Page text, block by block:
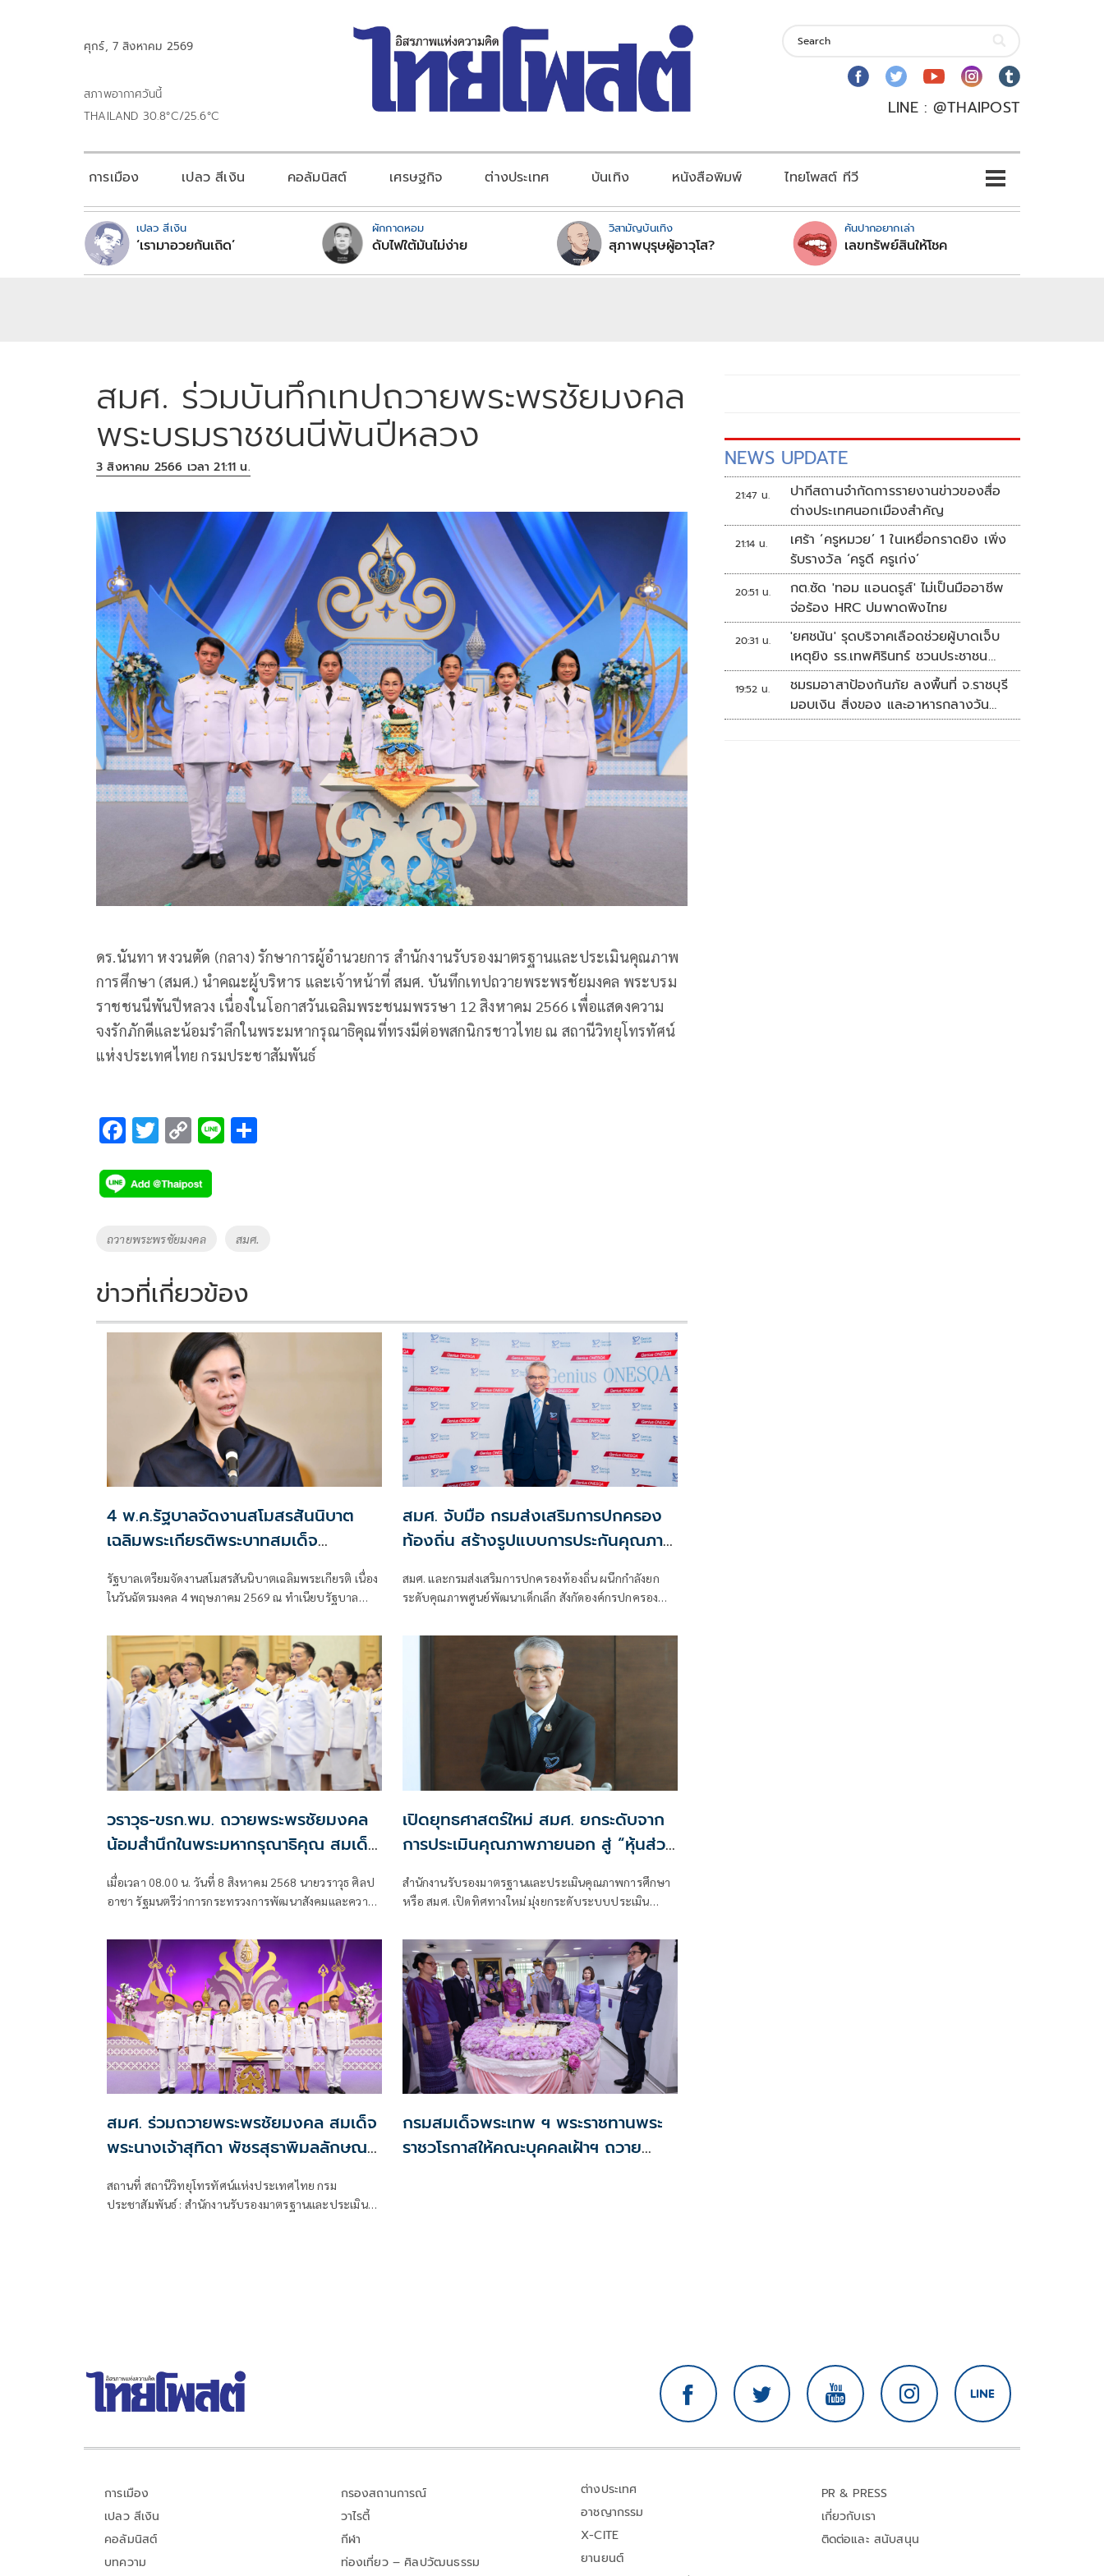
ศุกร์, 7 สิงหาคม 2569
สภาพอากาศวันนี้
THAILAND 30.8°C/25.6°C
LINE : @THAIPOST
การเมือง เปลว สีเงิน คอลัมนิสต์ เศรษฐกิจ ต่างประเทศ บันเทิง หนังสือพิมพ์ ไทยโพสต์ ทีวี
เปลว สีเงิน
‘เรามาอวยกันเถิด’
ผักกาดหอม
ดับไฟใต้มันไม่ง่าย
วิสามัญบันเทิง
สุภาพบุรุษผู้อาวุโส?
คันปากอยากเล่า
เลขทรัพย์สินให้โชค
สมศ. ร่วมบันทึกเทปถวายพระพรชัยมงคล
พระบรมราชชนนีพันปีหลวง
3 สิงหาคม 2566 เวลา 21:11 น.
ดร.นันทา หงวนตัด (กลาง) รักษาการผู้อำนวยการ สำนักงานรับรองมาตรฐานและประเมินคุณภาพ
การศึกษา (สมศ.) นำคณะผู้บริหาร และเจ้าหน้าที่ สมศ. บันทึกเทปถวายพระพรชัยมงคล พระบรม
ราชชนนีพันปีหลวง เนื่องในโอกาสวันเฉลิมพระชนมพรรษา 12 สิงหาคม 2566 เพื่อแสดงความ
จงรักภักดีและน้อมรำลึกในพระมหากรุณาธิคุณที่ทรงมีต่อพสกนิกรชาวไทย ณ สถานีวิทยุโทรทัศน์
แห่งประเทศไทย กรมประชาสัมพันธ์
F
e
b
o
k
T
tt
er
C
p
y
Li
k
Li
Tags
ถวายพระพรชัยมงคล สมศ.
ข่าวที่เกี่ยวข้อง
4 พ.ค.รัฐบาลจัดงานสโมสรสันนิบาต
เฉลิมพระเกียรติพระบาทสมเด็จ
รัฐบาลเตรียมจัดงานสโมสรสันนิบาตเฉลิมพระเกียรติ เนื่อง
ในวันฉัตรมงคล 4 พฤษภาคม 2569 ณ ทำเนียบรัฐบาล
สมศ. จับมือ กรมส่งเสริมการปกครอง
ท้องถิ่น สร้างรูปแบบการประกันคุณภาพ
ภายนอกเชิงพื้นที่ ปักหมุดยกระดับ
คุณภาพศูนย์พัฒนาเด็กเล็กสังกัด อปท.
สมศ. และกรมส่งเสริมการปกครองท้องถิ่น ผนึกกำลังยก
ระดับคุณภาพศูนย์พัฒนาเด็กเล็ก สังกัดองค์กรปกครอง
พัฒนาเด็กเล็ก
วราวุธ-ขรก.พม. ถวายพระพรชัยมงคล
น้อมสำนึกในพระมหากรุณาธิคุณ สมเด็จ
พระบรมราชชนนีพันปีหลวง
เมื่อเวลา 08.00 น. วันที่ 8 สิงหาคม 2568 นายวราวุธ ศิลป
อาชา รัฐมนตรีว่าการกระทรวงการพัฒนาสังคมและความ
พระพรชัยมงคล สมเด็จพระนางเจ้าสิริกิติ์ พระบรม
ราชินีนาถ
เปิดยุทธศาสตร์ใหม่ สมศ. ยกระดับจาก
การประเมินคุณภาพภายนอก สู่ “หุ้นส่วน
สำนักงานรับรองมาตรฐานและประเมินคุณภาพการศึกษา
หรือ สมศ. เปิดทิศทางใหม่ มุ่งยกระดับระบบประเมิน
สมศ. ร่วมถวายพระพรชัยมงคล สมเด็จ
พระนางเจ้าสุทิดา พัชรสุธาพิมลลักษณ
พระบรมราชินี เนื่องในโอกาสวันเฉลิม
พระชนมพรรษา
สถานที่ สถานีวิทยุโทรทัศน์แห่งประเทศไทย กรม
ประชาสัมพันธ์ : สำนักงานรับรองมาตรฐานและประเมิน
กรมสมเด็จพระเทพ ฯ พระราชทานพระ
ราชวโรกาสให้คณะบุคคลเฝ้าฯ ถวาย
NEWS UPDATE
21:47 น.
ปากีสถานจำกัดการรายงานข่าวของสื่อ
ต่างประเทศนอกเมืองสำคัญ
21:14 น.
เศร้า ‘ครูหมวย’ 1 ในเหยื่อกราดยิง เพิ่ง
รับรางวัล ‘ครูดี ครูเก่ง’
20:51 น.
กต.ซัด 'ทอม แอนดรูส์' ไม่เป็นมืออาชีพ
จ่อร้อง HRC ปมพาดพิงไทย
20:31 น.
'ยศชนัน' รุดบริจาคเลือดช่วยผู้บาดเจ็บ
เหตุยิง รร.เทพศิรินทร์ ชวนประชาชน
ร่วมบริจาค
19:52 น.
ชมรมอาสาป้องกันภัย ลงพื้นที่ จ.ราชบุรี
มอบเงิน สิ่งของ และอาหารกลางวัน
แก่โรงเรียนบ้านหนองน้ำใส
การเมือง
เปลว สีเงิน
คอลัมนิสต์
บทความ
กรองสถานการณ์
วาไรตี้
กีฬา
ท่องเที่ยว – ศิลปวัฒนธรรม
ต่างประเทศ
อาชญากรรม
X-CITE
ยานยนต์
PR & PRESS
เกี่ยวกับเรา
ติดต่อและ สนับสนุน